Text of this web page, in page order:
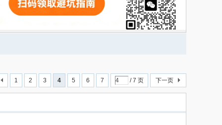
1 2 3 4 5 6 7 / 7 页 下一页